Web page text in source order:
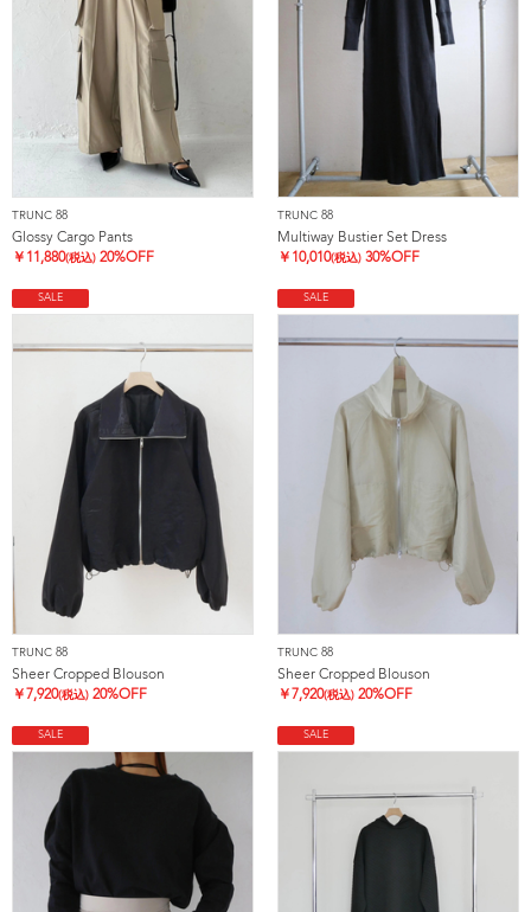
TRUNC 88
Glossy Cargo Pants
￥ 11,880(税込) 20%OFF
TRUNC 88
Multiway Bustier Set Dress
￥ 10,010(税込) 30%OFF
SALE
TRUNC 88
Sheer Cropped Blouson
￥ 7,920(税込) 20%OFF
SALE
TRUNC 88
Sheer Cropped Blouson
￥ 7,920(税込) 20%OFF
SALE SALE